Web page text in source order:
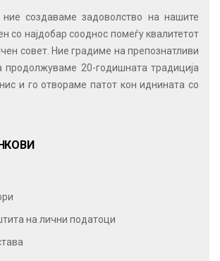
создаваме задоволство на нашите
со најдобар сооднос помеѓу квалитетот
совет. Ние градиме на препознатливи
продолжуваме 20-годишната традиција
и го отвораме патот кон иднината со
на лични податоци